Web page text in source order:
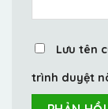
Lưu tên
trình duyệt